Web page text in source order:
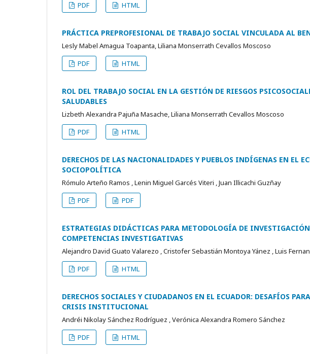
PDF
HTML
PRÁCTICA PREPROFESIONAL DE TRABAJO SOCIAL VINCULADA AL
Lesly Mabel Amagua Toapanta, Liliana Monserrath Cevallos Moscoso
PDF
HTML
ROL DEL TRABAJO SOCIAL EN LA GESTIÓN DE RIESGOS
SALUDABLES
Lizbeth Alexandra Pajuña Masache, Liliana Monserrath Cevallos Moscoso
PDF
HTML
DERECHOS DE LAS NACIONALIDADES Y PUEBLOS INDÍGENAS EN EL
SOCIOPOLÍTICA
Rómulo Arteño Ramos , Lenin Miguel Garcés Viteri , Juan Illicachi Guzñay
PDF
PDF
ESTRATEGIAS DIDÁCTICAS PARA METODOLOGÍA DE
COMPETENCIAS INVESTIGATIVAS
Alejandro David Guato Valarezo , Cristofer Sebastián Montoya Yánez , Luis
PDF
HTML
DERECHOS SOCIALES Y CIUDADANOS EN EL ECUADOR: DESAFÍOS
CRISIS INSTITUCIONAL
Andréi Nikolay Sánchez Rodríguez , Verónica Alexandra Romero Sánchez
PDF
HTML